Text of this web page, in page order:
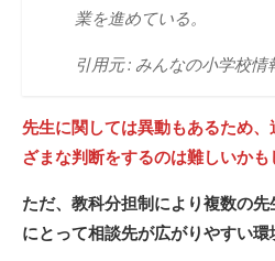
業を進めている。
引用元 : みんなの小学校情
先生に関しては異動もあるため
ざまな判断をするのは難しいかも
ただ、教科分担制により複数の
にとって相談先が広がりやすい環